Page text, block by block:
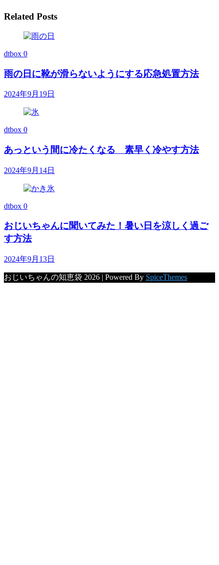
Related Posts
dtbox 0
雨の日に靴が滑らないようにする応急処置方法
2024年9月19日
dtbox 0
あっという間に冷たくなる 素早く冷やす方法
2024年9月14日
dtbox 0
おじいちゃんに聞いてみた！暑い日を涼しく過ご
す方法
2024年9月13日
おじいちゃんの知恵袋 2026 | Powered By SpiceThemes